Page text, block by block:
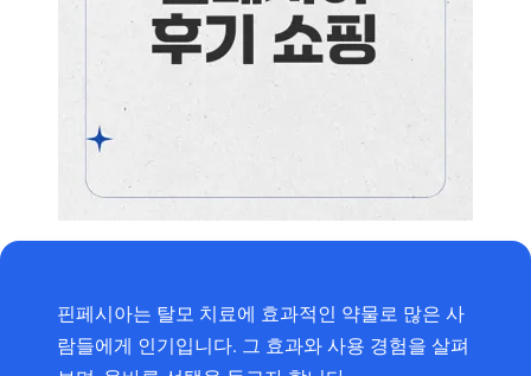
핀페시아는 탈모 치료에 효과적인 약물로 많은 사
람들에게 인기입니다. 그 효과와 사용 경험을 살펴